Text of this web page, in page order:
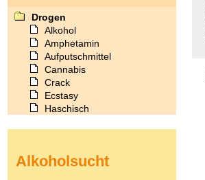
Drogen
Alkohol
Amphetamin
Aufputschmittel
Cannabis
Crack
Ecstasy
Haschisch
Kokain
Alkoholsucht